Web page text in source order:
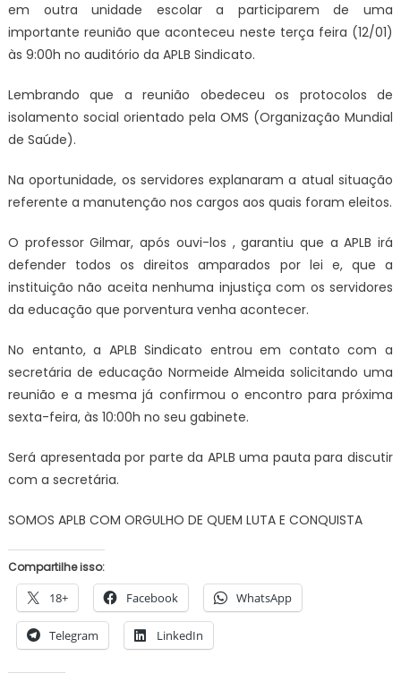
em outra unidade escolar a participarem de uma
importante reunião que aconteceu neste terça feira (12/01)
às 9:00h no auditório da APLB Sindicato.
Lembrando que a reunião obedeceu os protocolos de
isolamento social orientado pela OMS (Organização Mundial
de Saúde).
Na oportunidade, os servidores explanaram a atual situação
referente a manutenção nos cargos aos quais foram eleitos.
O professor Gilmar, após ouvi-los , garantiu que a APLB irá
defender todos os direitos amparados por lei e, que a
instituição não aceita nenhuma injustiça com os servidores
da educação que porventura venha acontecer.
No entanto, a APLB Sindicato entrou em contato com a
secretária de educação Normeide Almeida solicitando uma
reunião e a mesma já confirmou o encontro para próxima
sexta-feira, às 10:00h no seu gabinete.
Será apresentada por parte da APLB uma pauta para discutir
com a secretária.
SOMOS APLB COM ORGULHO DE QUEM LUTA E CONQUISTA
Compartilhe isso:
18+ Facebook WhatsApp
Telegram LinkedIn